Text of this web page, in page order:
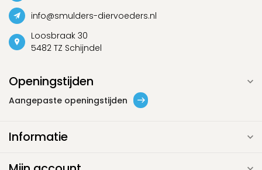
info@smulders-diervoeders.nl
Loosbraak 30
5482 TZ Schijndel
Openingstijden
Aangepaste openingstijden
Informatie